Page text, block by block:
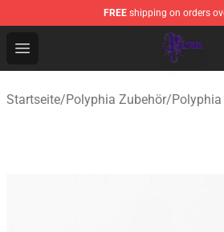
FREE shipping on orders
Open menu
Polyphia Shop - Official
Startseite/Polyphia Zubehör/